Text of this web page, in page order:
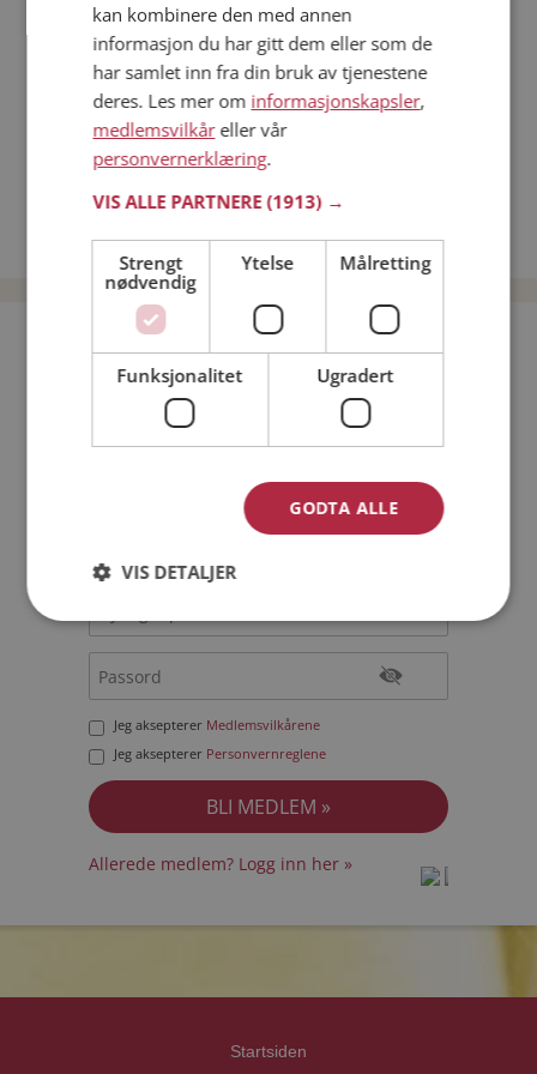
Dating på mobilen
Dating på Møteplassen
Nettdatingtips
Match Making på Møteplassen
Single synes
Date kvinner i Norge
Date menn i Norge
Bli medlem gratis!
Kvinne
Jeg aksepterer Medlemsvilkårene
Jeg aksepterer Personvernreglene
Allerede medlem? Logg inn her »
Startsiden
kan kombinere den med annen
informasjon du har gitt dem eller som de
har samlet inn fra din bruk av tjenestene
deres. Les mer om informasjonskapsler,
medlemsvilkåreller vår
personvernerklæring.
VIS ALLE PARTNERE(1913) →
Strengt
nødvendig
Ytelse Målretting
Funksjonalitet Ugradert
GODTA ALLE
VIS DETALJER